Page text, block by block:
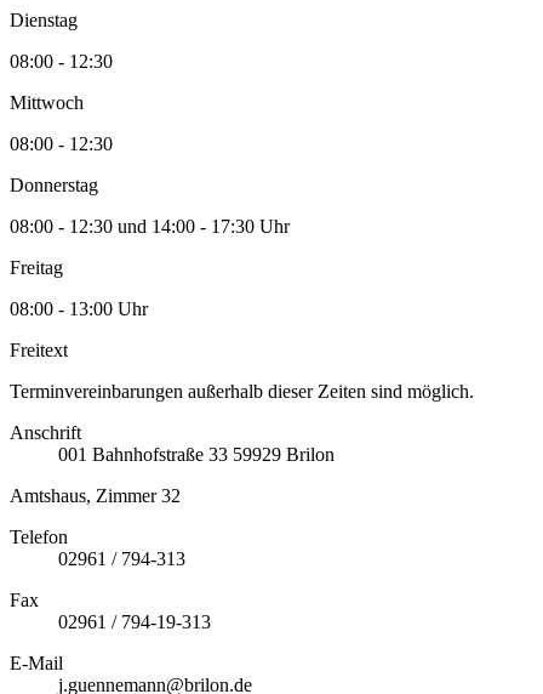
Dienstag
08:00 - 12:30
Mittwoch
08:00 - 12:30
Donnerstag
08:00 - 12:30 und 14:00 - 17:30 Uhr
Freitag
08:00 - 13:00 Uhr
Freitext
Terminvereinbarungen außerhalb dieser Zeiten sind möglich.
Anschrift
001 Bahnhofstraße 33 59929 Brilon
Amtshaus, Zimmer 32
Telefon
02961 / 794-313
Fax
02961 / 794-19-313
E-Mail
j.guennemann@brilon.de